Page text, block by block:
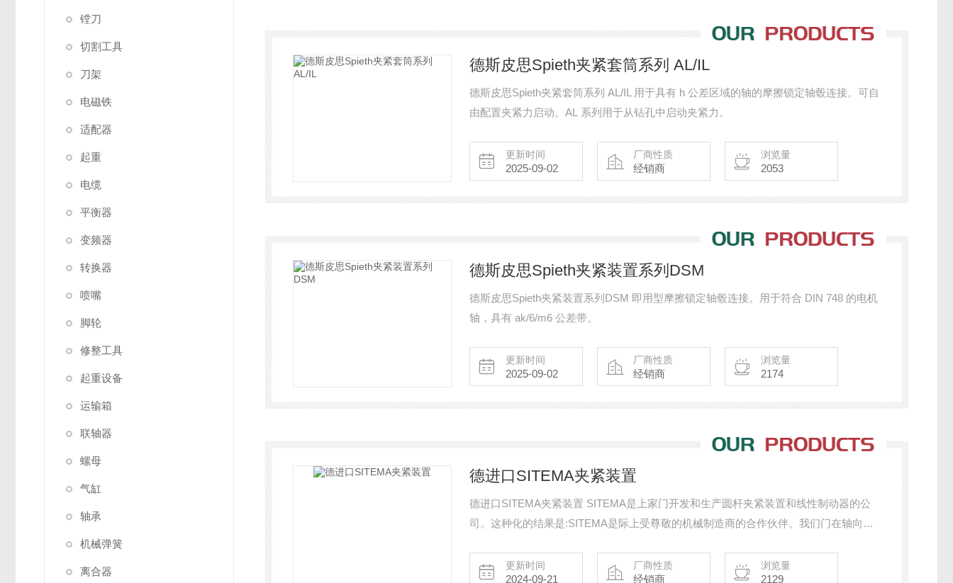
镗刀
切割工具
刀架
电磁铁
适配器
起重
电缆
平衡器
变频器
转换器
喷嘴
脚轮
修整工具
起重设备
运输箱
联轴器
螺母
气缸
轴承
机械弹簧
离合器
德斯皮思Spieth夹紧套筒系列 AL/IL
德斯皮思Spieth夹紧套筒系列 AL/IL 用于具有 h 公差区域的轴的摩擦锁定轴毂连接。可自
由配置夹紧力启动。AL 系列用于从钻孔中启动夹紧力。
更新时间
2025-09-02
厂商性质
经销商
浏览量
2053
德斯皮思Spieth夹紧装置系列DSM
德斯皮思Spieth夹紧装置系列DSM 即用型摩擦锁定轴毂连接。用于符合 DIN 748 的电机
轴，具有 ak/6/m6 公差带。
更新时间
2025-09-02
厂商性质
经销商
浏览量
2174
德进口SITEMA夹紧装置
德进口SITEMA夹紧装置 SITEMA是上家门开发和生产圆杆夹紧装置和线性制动器的公
司。这种化的结果是:SITEMA是际上受尊敬的机械制造商的合作伙伴。我们门在轴向运
头。除了我们的产品组合，我们还提供*的和解决方案交付知识，以应对任何挑战。
更新时间
2024-09-21
厂商性质
经销商
浏览量
2129